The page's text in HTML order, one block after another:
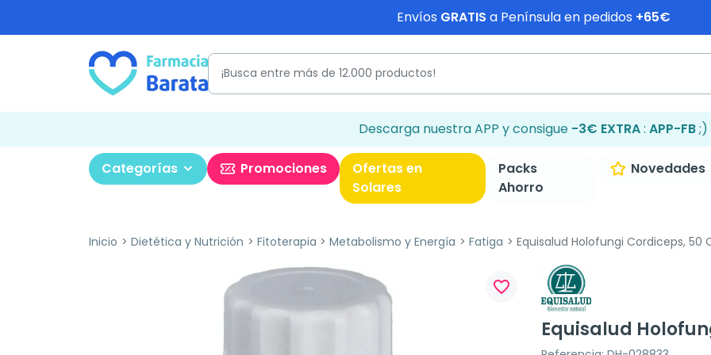
Envíos GRATIS a Península en pedidos +65€
Descarga nuestra APP y consigue -3€ EXTRA: APP-FB;)
Categorías Promociones
Ofertas en
Solares
Packs
Ahorro
Novedades
Inicio Dietética y Nutrición Fitoterapia Metabolismo y Energía Fatiga Equisalud Holofungi Cordiceps, 50
favorite_border
Equisalud